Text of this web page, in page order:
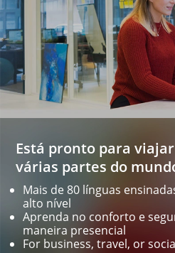
Está pronto para
várias partes do
Mais de 80 línguas
alto nível
Aprenda no conforto e
maneira presencial
For business, travel, or